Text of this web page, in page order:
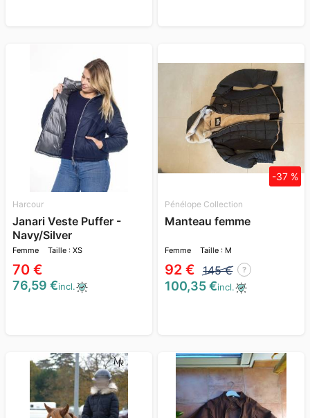
Harcour
Janari Veste Puffer -
Navy/Silver
Femme Taille : XS
70 €
76,59 €incl.
Pénélope Collection
Manteau femme
Femme Taille : M
92 € 145 € ?
-37 %
100,35 €incl.